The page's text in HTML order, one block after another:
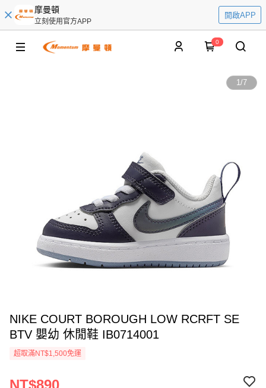
摩曼頓
立刻使用官方APP
開啟APP
0
1/7
NIKE COURT BOROUGH LOW RCRFT SE
BTV 嬰幼 休閒鞋 IB0714001
超取滿NT$1,500免運
NT$890